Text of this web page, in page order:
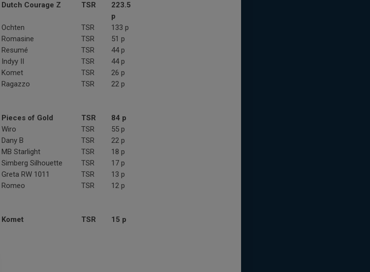
Dutch Courage Z TSR
223.5
p
Ochten TSR
133 p
Romasine TSR
51 p
Resumé TSR
44 p
Indyy II TSR
44 p
Komet TSR
26 p
Ragazzo TSR 22 p
Pieces of Gold TSR
84 p
Wiro TSR
55 p
Dany B TSR
22 p
MB Starlight TSR
18 p
Simberg Silhouette TSR
17 p
Greta RW 1011 TSR
13 p
Romeo TSR 12 p
Komet TSR 15 p